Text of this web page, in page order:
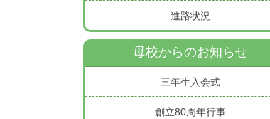
進路状況
母校からのお知らせ
三年生入会式
創立80周年行事